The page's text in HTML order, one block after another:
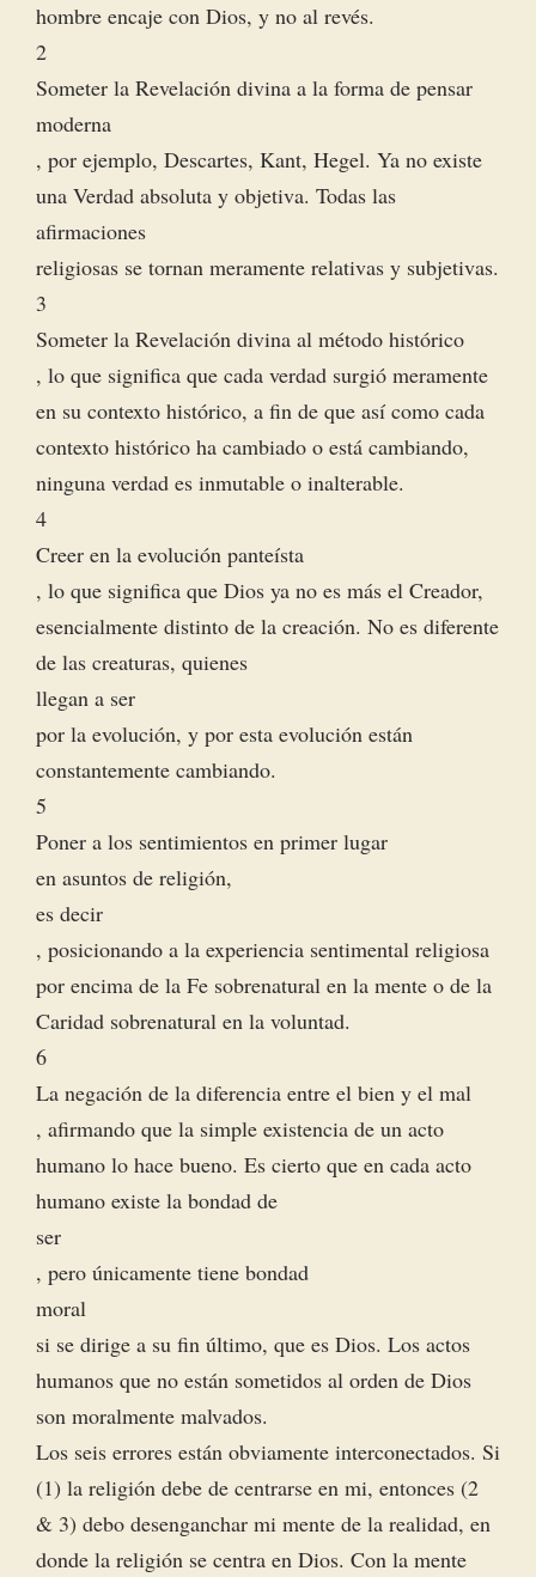
hombre encaje con Dios, y no al revés.
2
Someter la Revelación divina a la forma de pensar
moderna
, por ejemplo, Descartes, Kant, Hegel. Ya no existe
una Verdad absoluta y objetiva. Todas las
afirmaciones
religiosas se tornan meramente relativas y subjetivas.
3
Someter la Revelación divina al método histórico
, lo que significa que cada verdad surgió meramente
en su contexto histórico, a fin de que así como cada
contexto histórico ha cambiado o está cambiando,
ninguna verdad es inmutable o inalterable.
4
Creer en la evolución panteísta
, lo que significa que Dios ya no es más el Creador,
esencialmente distinto de la creación. No es diferente
de las creaturas, quienes
llegan a ser
por la evolución, y por esta evolución están
constantemente cambiando.
5
Poner a los sentimientos en primer lugar
en asuntos de religión,
es decir
, posicionando a la experiencia sentimental religiosa
por encima de la Fe sobrenatural en la mente o de la
Caridad sobrenatural en la voluntad.
6
La negación de la diferencia entre el bien y el mal
, afirmando que la simple existencia de un acto
humano lo hace bueno. Es cierto que en cada acto
humano existe la bondad de
ser
, pero únicamente tiene bondad
moral
si se dirige a su fin último, que es Dios. Los actos
humanos que no están sometidos al orden de Dios
son moralmente malvados.
Los seis errores están obviamente interconectados. Si
(1) la religión debe de centrarse en mi, entonces (2
& 3) debo desenganchar mi mente de la realidad, en
donde la religión se centra en Dios. Con la mente